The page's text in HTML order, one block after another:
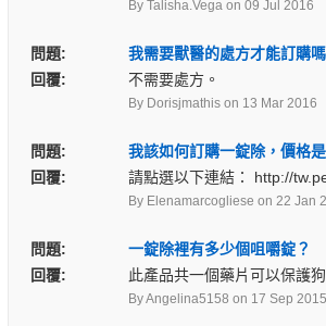
By Talisha.Vega on 09 Jul 2016
問題:
我需要獸醫的處方才能訂購嗎
回覆:
不需要處方。
By Dorisjmathis on 13 Mar 2016
問題:
我該如何訂購一錠除，價格
回覆:
請點選以下連結： http://
By Elenamarcogliese on 22 Jan
問題:
一錠除裡有多少個咀嚼錠？
回覆:
此產品共一個藥片可以保護
By Angelina5158 on 17 Sep 2015